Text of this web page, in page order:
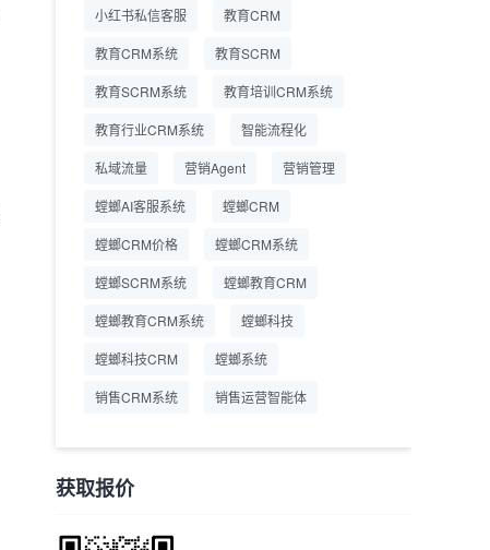
小红书私信客服 教育CRM
教育CRM系统 教育SCRM
教育SCRM系统 教育培训CRM系统
教育行业CRM系统 智能流程化
私域流量 营销Agent 营销管理
螳螂AI客服系统 螳螂CRM
螳螂CRM价格 螳螂CRM系统
螳螂SCRM系统 螳螂教育CRM
螳螂教育CRM系统 螳螂科技
螳螂科技CRM 螳螂系统
销售CRM系统 销售运营智能体
获取报价